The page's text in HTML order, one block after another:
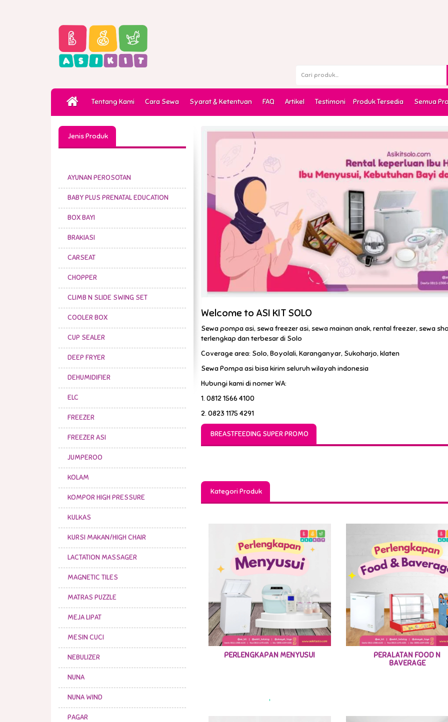
Tentang Kami Cara Sewa Syarat & Ketentuan FAQ Artikel Testimoni Produk Tersedia Semua
Jenis Produk
AYUNAN PEROSOTAN
BABY PLUS PRENATAL EDUCATION
BOX BAYI
BRAKIASI
CARSEAT
CHOPPER
CLIMB N SLIDE SWING SET
COOLER BOX
CUP SEALER
DEEP FRYER
DEHUMIDIFIER
ELC
FREEZER
FREEZER ASI
JUMPEROO
KOLAM
KOMPOR HIGH PRESSURE
KULKAS
KURSI MAKAN/HIGH CHAIR
LACTATION MASSAGER
MAGNETIC TILES
MATRAS PUZZLE
MEJA LIPAT
MESIN CUCI
NEBULIZER
NUNA
NUNA WIND
PAGAR
Welcome to ASI KIT SOLO
Sewa pompa asi, sewa freezer asi, sewa mainan anak, rental freezer, sewa
terlengkap dan terbesar di Solo
Coverage area: Solo, Boyolali, Karanganyar, Sukoharjo, klaten
Sewa Pompa asi bisa kirim seluruh wilayah indonesia
Hubungi kami di nomer WA:
1. 0812 1566 4100
2. 0823 1175 4291
BREASTFEEDING SUPER PROMO
Kategori Produk
PERLENGKAPAN MENYUSUI
PERALATAN FOOD N
BAVERAGE